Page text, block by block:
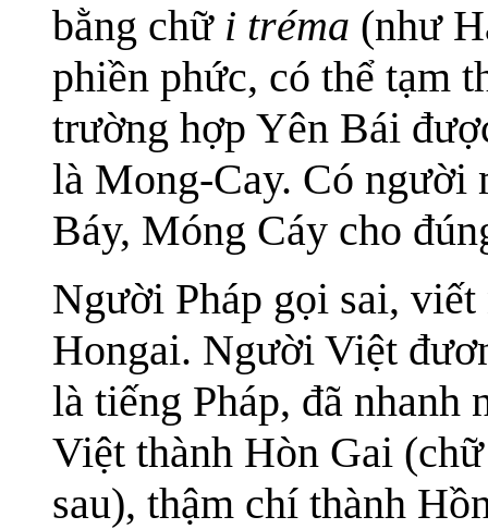
bằng chữ i tréma (như
phiền phức, có thể tạm
trường hợp Yên Bái
là Mong-Cay. Có người
Báy, Móng Cáy cho
Người Pháp gọi sai,
Hongai. Người Việt
là tiếng Pháp, đã nhanh
Việt thành Hòn Gai
sau), thậm chí thành